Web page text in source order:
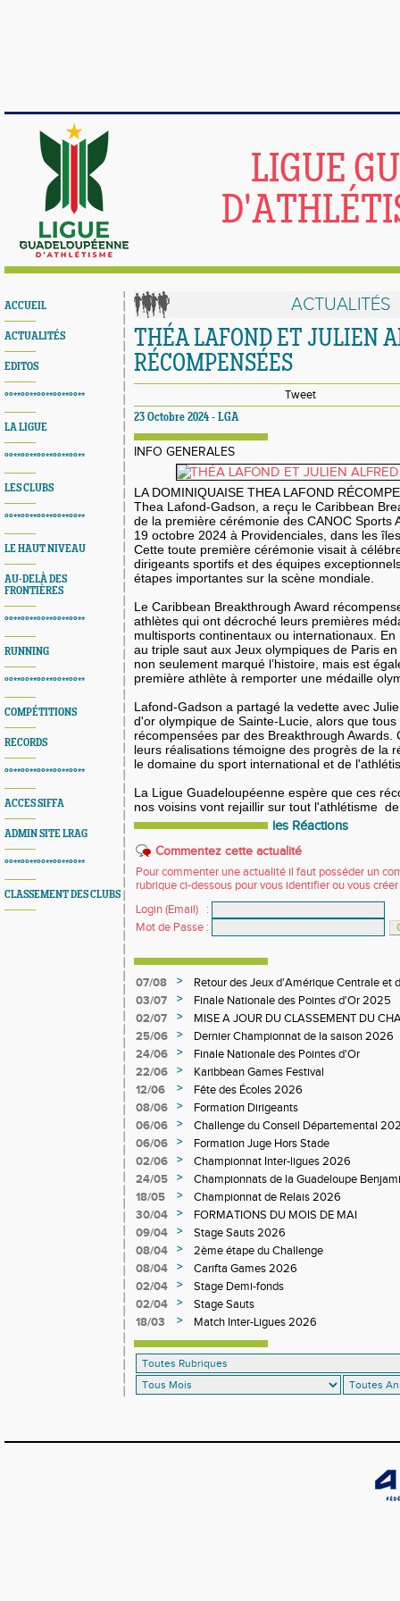
LIGUE
ACCUEIL
ACTUALITÉS
EDITOS
°°**°°**°°**°°**°°**
LA LIGUE
°°**°°**°°**°°**°°**
LES CLUBS
°°**°°**°°**°°**°°**
LE HAUT NIVEAU
AU-DELÀ DES
FRONTIÈRES
°°**°°**°°**°°**°°**
RUNNING
°°**°°**°°**°°**°°**
COMPÉTITIONS
RECORDS
°°**°°**°°**°°**°°**
ACCES SIFFA
ADMIN SITE LRAG
°°**°°**°°**°°**°°**
CLASSEMENT DES CLUBS
ACTUALITÉS
THÉA LAFOND ET JULIEN
RÉCOMPENSÉES
Tweet
23 Octobre 2024 - LGA
INFO GENERALES
LA DOMINIQUAISE THEA LAFOND
Thea Lafond-Gadson, a reçu le Caribbean
de la première cérémonie des CANOC Sports
19 octobre 2024 à Providenciales, dans les
Cette toute première cérémonie visait à
dirigeants sportifs et des équipes
étapes importantes sur la scène mondiale.
Le Caribbean Breakthrough Award
athlètes qui ont décroché leurs premières
multisports continentaux ou internationaux. En
au triple saut aux Jeux olympiques de Paris
non seulement marqué l’histoire, mais est
première athlète à remporter une médaille
Lafond-Gadson a partagé la vedette avec
d'or olympique de Sainte-Lucie, alors que
récompensées par des Breakthrough Awards.
leurs réalisations témoigne des progrès de la
le domaine du sport international et de
La Ligue Guadeloupéenne espère que ces
nos voisins vont rejaillir sur tout l'athlétisme
les Réactions
Commentez cette actualité
Pour commenter une actualité il faut posséder un
rubrique ci-dessous pour vous identifier ou vous
Login (Email)
:
Mot de Passe :
07/08 >
Retour des Jeux d'Amérique Centrale et
03/07
>
Finale Nationale des Pointes d'Or 2025
02/07
>
MISE A JOUR DU CLASSEMENT DU
DEPARTEMENTAL
25/06 >
Dernier Championnat de la saison 2026
24/06
>
Finale Nationale des Pointes d'Or
22/06
>
Karibbean Games Festival
12/06
>
Fête des Écoles 2026
08/06
>
Formation Dirigeants
06/06
>
Challenge du Conseil Départemental
06/06
>
Formation Juge Hors Stade
02/06
>
Championnat Inter-ligues 2026
24/05
>
Championnats de la Guadeloupe
18/05
>
Championnat de Relais 2026
30/04
>
FORMATIONS DU MOIS DE MAI
09/04
>
Stage Sauts 2026
08/04
>
2ème étape du Challenge
08/04
>
Carifta Games 2026
02/04
>
Stage Demi-fonds
02/04
>
Stage Sauts
18/03
> Match Inter-Ligues 2026